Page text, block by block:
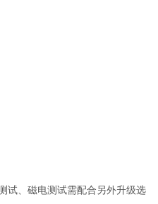
试、磁电测试需配合另外升级选